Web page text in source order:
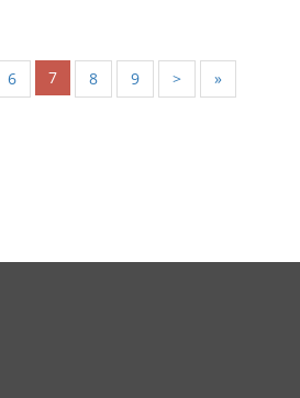
6 7 8 9 > »